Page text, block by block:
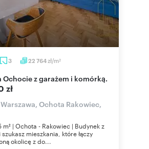
3 22 764zł/m2
Ochocie z garażem i komórką.
zł
Ochota Rakowiec,
m² | Ochota - Rakowiec | Budynek z
mieszkania, które łączy
okolicę z do...